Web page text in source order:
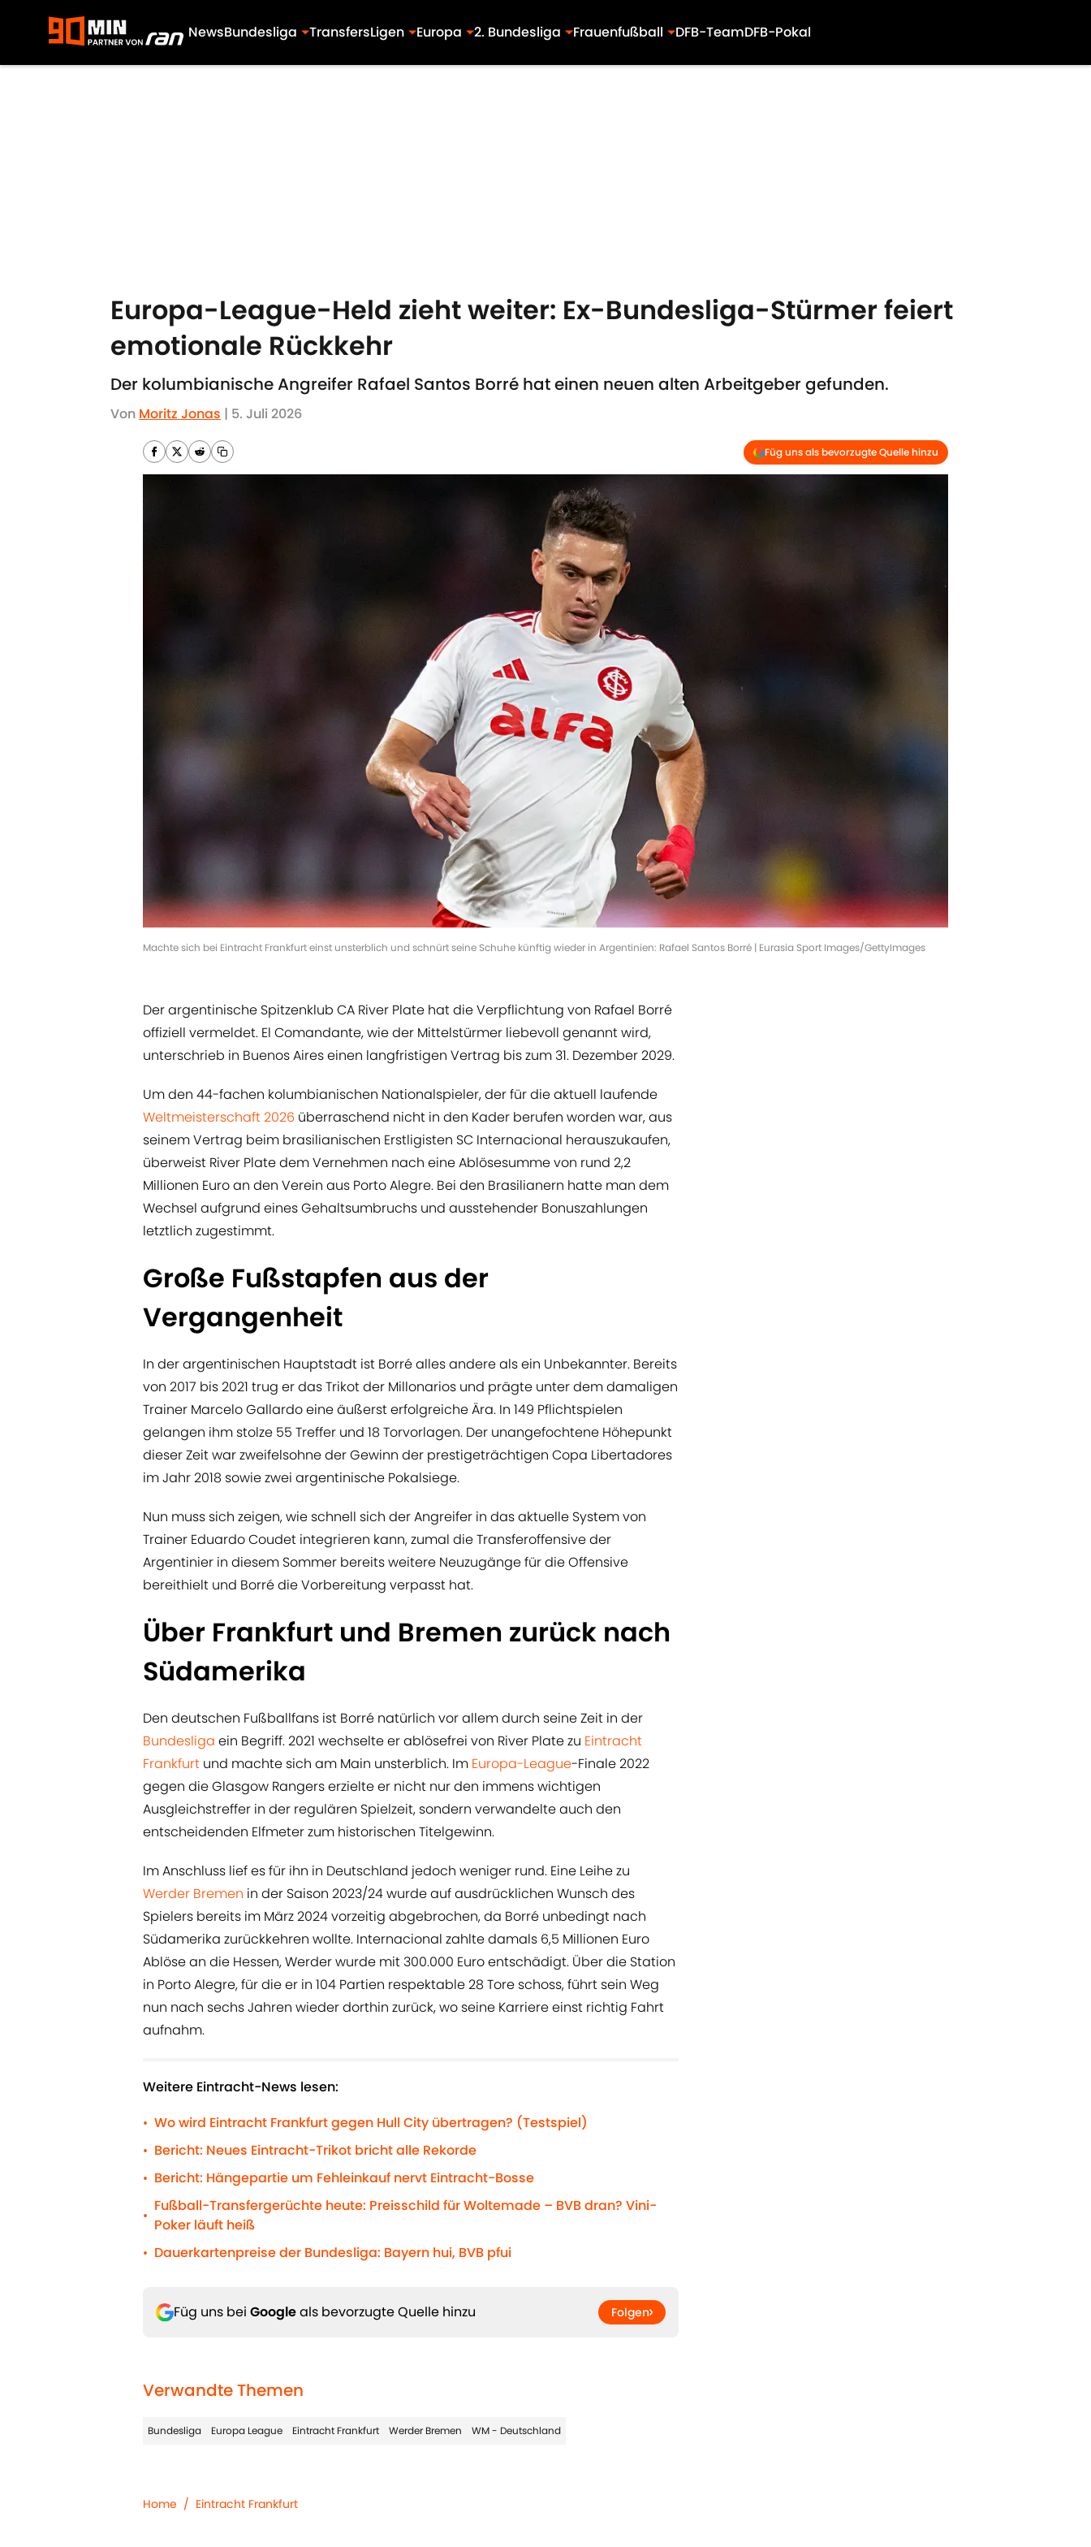
NewsBundesliga TransfersLigen Europa 2. Bundesliga Frauenfußball DFB-TeamDFB-Pokal
Europa-League-Held zieht weiter: Ex-Bundesliga-Stürmer feiert
emotionale Rückkehr
Der kolumbianische Angreifer Rafael Santos Borré hat einen neuen alten Arbeitgeber gefunden.
Von Moritz Jonas | 5. Juli 2026
Füg uns als bevorzugte Quelle hinzu
Machte sich bei Eintracht Frankfurt einst unsterblich und schnürt seine Schuhe künftig wieder in Argentinien: Rafael Santos Borré | Eurasia Sport Images/GettyImages
Der argentinische Spitzenklub CA River Plate hat die Verpflichtung von Rafael Borré
offiziell vermeldet. El Comandante, wie der Mittelstürmer liebevoll genannt wird,
unterschrieb in Buenos Aires einen langfristigen Vertrag bis zum 31. Dezember 2029.
Um den 44-fachen kolumbianischen Nationalspieler, der für die aktuell laufende
Weltmeisterschaft 2026 überraschend nicht in den Kader berufen worden war, aus
seinem Vertrag beim brasilianischen Erstligisten SC Internacional herauszukaufen,
überweist River Plate dem Vernehmen nach eine Ablösesumme von rund 2,2
Millionen Euro an den Verein aus Porto Alegre. Bei den Brasilianern hatte man dem
Wechsel aufgrund eines Gehaltsumbruchs und ausstehender Bonuszahlungen
letztlich zugestimmt.
Große Fußstapfen aus der
Vergangenheit
In der argentinischen Hauptstadt ist Borré alles andere als ein Unbekannter. Bereits
von 2017 bis 2021 trug er das Trikot der Millonarios und prägte unter dem damaligen
Trainer Marcelo Gallardo eine äußerst erfolgreiche Ära. In 149 Pflichtspielen
gelangen ihm stolze 55 Treffer und 18 Torvorlagen. Der unangefochtene Höhepunkt
dieser Zeit war zweifelsohne der Gewinn der prestigeträchtigen Copa Libertadores
im Jahr 2018 sowie zwei argentinische Pokalsiege.
Nun muss sich zeigen, wie schnell sich der Angreifer in das aktuelle System von
Trainer Eduardo Coudet integrieren kann, zumal die Transferoffensive der
Argentinier in diesem Sommer bereits weitere Neuzugänge für die Offensive
bereithielt und Borré die Vorbereitung verpasst hat.
Über Frankfurt und Bremen zurück nach
Südamerika
Den deutschen Fußballfans ist Borré natürlich vor allem durch seine Zeit in der
Bundesliga ein Begriff. 2021 wechselte er ablösefrei von River Plate zu Eintracht
Frankfurt und machte sich am Main unsterblich. Im Europa-League-Finale 2022
gegen die Glasgow Rangers erzielte er nicht nur den immens wichtigen
Ausgleichstreffer in der regulären Spielzeit, sondern verwandelte auch den
entscheidenden Elfmeter zum historischen Titelgewinn.
Im Anschluss lief es für ihn in Deutschland jedoch weniger rund. Eine Leihe zu
Werder Bremen in der Saison 2023/24 wurde auf ausdrücklichen Wunsch des
Spielers bereits im März 2024 vorzeitig abgebrochen, da Borré unbedingt nach
Südamerika zurückkehren wollte. Internacional zahlte damals 6,5 Millionen Euro
Ablöse an die Hessen, Werder wurde mit 300.000 Euro entschädigt. Über die Station
in Porto Alegre, für die er in 104 Partien respektable 28 Tore schoss, führt sein Weg
nun nach sechs Jahren wieder dorthin zurück, wo seine Karriere einst richtig Fahrt
aufnahm.
Weitere Eintracht-News lesen:
• Wo wird Eintracht Frankfurt gegen Hull City übertragen? (Testspiel)
• Bericht: Neues Eintracht-Trikot bricht alle Rekorde
• Bericht: Hängepartie um Fehleinkauf nervt Eintracht-Bosse
•
Fußball-Transfergerüchte heute: Preisschild für Woltemade – BVB dran? Vini-
Poker läuft heiß
• Dauerkartenpreise der Bundesliga: Bayern hui, BVB pfui
Füg uns bei Googleals bevorzugte Quelle hinzu Folgen
Verwandte Themen
Bundesliga Europa League Eintracht Frankfurt Werder Bremen WM - Deutschland
Home / Eintracht Frankfurt